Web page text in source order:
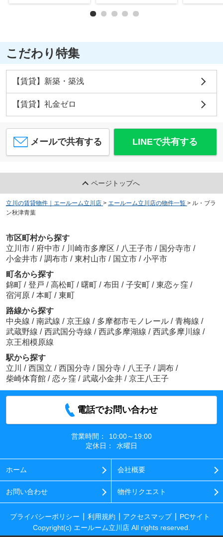
こだわり特集
【賃貸】新築・築浅
【賃貸】礼金ゼロ
メールで共有する LINEで共有する
ページトップへ
立川の賃貸物件｜エールーム立川店 > エールーム立川店の物件一覧 > ル・ブラ
ン秋津青葉
市区町村から探す
立川市 / 府中市 / 川崎市多摩区 / 八王子市 / 国分寺市 /
小金井市 / 調布市 / 東村山市 / 国立市 / 小平市
町名から探す
錦町 / 登戸 / 高松町 / 曙町 / 布田 / 子安町 / 東恋ヶ窪 /
宿河原 / 本町 / 東町
路線から探す
中央線 / 南武線 / 京王線 / 多摩都市モノレール / 青梅線 /
武蔵野線 / 西武国分寺線 / 西武多摩湖線 / 西武多摩川線 /
京王相模原線
駅から探す
立川
/ 西国立 / 西国分寺 / 国分寺 / 八王子 / 調布 /
柴崎体育館 / 恋ヶ窪 / 武蔵小金井 / 京王八王子
電話でお問い合わせ
営業時間：
10:00～19:00
定休日：
水曜日
ホーム 会社概要
お問い合わせ 物件リクエスト
プライバシーポリシー 利用規約 アクセスマップ
PCサイト
Copyright(c) エールーム立川店 All rights reserved.